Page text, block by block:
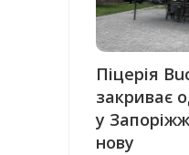
Піцерія
закриває
у
нову